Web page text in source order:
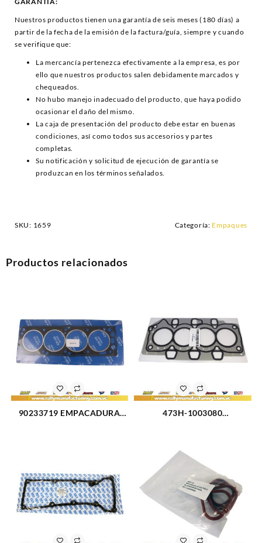
Nuestros productos tienen una garantía de seis meses (180 días) a
partir de la fecha de la emisión de la factura/guía, siempre y cuando
se verifique que:
La mercancía pertenezca efectivamente a la empresa, es por
ello que nuestros productos salen debidamente marcados y
chequeados.
No hubo manejo inadecuado del producto, que haya podido
ocasionar el daño del mismo.
La caja de presentación del producto debe estar en buenas
condiciones, así como todos sus accesorios y partes
completas.
Su notificación y solicitud de ejecución de garantía se
produzcan en los términos señalados.
SKU: 1659 Categoría: Empaques
Productos relacionados
90233719 EMPACADURA
473H-1003080